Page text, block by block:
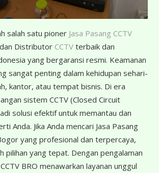
salah satu pioner Jasa Pasang CCTV
Distributor CCTVterbaik dan
yang bergaransi resmi. Keamanan
sangat penting dalam kehidupan sehari-
kantor, atau tempat bisnis. Di era
sistem CCTV (Closed Circuit
solusi efektif untuk memantau dan
Anda. Jika Anda mencari Jasa Pasang
yang profesional dan terpercaya,
pilihan yang tepat. Dengan pengalaman
BRO menawarkan layanan unggul